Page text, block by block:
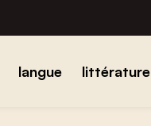
langue littérature